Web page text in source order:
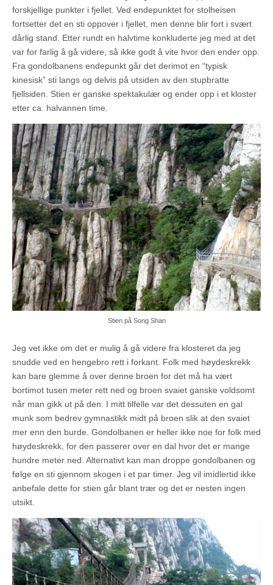
forskjellige punkter i fjellet. Ved endepunktet for stolheisen
fortsetter det en sti oppover i fjellet, men denne blir fort i svært
dårlig stand. Etter rundt en halvtime konkluderte jeg med at det
var for farlig å gå videre, så ikke godt å vite hvor den ender opp.
Fra gondolbanens endepunkt går det derimot en “typisk
kinesisk” sti langs og delvis på utsiden av den stupbratte
fjellsiden. Stien er ganske spektakulær og ender opp i et kloster
etter ca. halvannen time.
Stien på Song Shan
Jeg vet ikke om det er mulig å gå videre fra klosteret da jeg
snudde ved en hengebro rett i forkant. Folk med høydeskrekk
kan bare glemme å over denne broen for det må ha vært
bortimot tusen meter rett ned og broen svaiet ganske voldsomt
når man gikk ut på den. I mitt tilfelle var det dessuten en gal
munk som bedrev gymnastikk midt på broen slik at den svaiet
mer enn den burde. Gondolbanen er heller ikke noe for folk med
høydeskrekk, for den passerer over en dal hvor det er mange
hundre meter ned. Alternativt kan man droppe gondolbanen og
følge en sti gjennom skogen i et par timer. Jeg vil imidlertid ikke
anbefale dette for stien går blant trær og det er nesten ingen
utsikt.